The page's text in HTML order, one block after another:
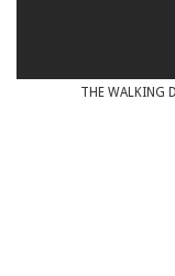
THE WALKING